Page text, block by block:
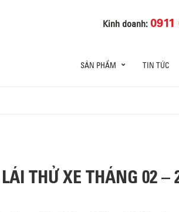
Kinh doanh:
SẢN PHẨM TIN TỨC
THỬ XE THÁNG 02 –